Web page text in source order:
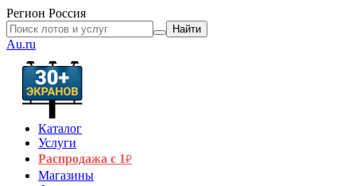
Регион Россия
Найти
Au.ru
Каталог
Услуги
Распродажа с 1₽
Магазины